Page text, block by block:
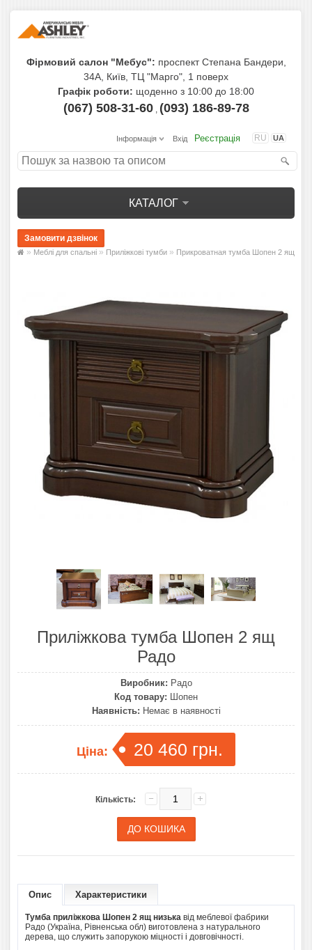
Фірмовий салон "Мебус": проспект Степана Бандери,
34А, Київ, ТЦ "Марго", 1 поверх
Графік роботи: щоденно з 10:00 до 18:00
(067) 508-31-60, (093) 186-89-78
RU UA
Інформація Вхід Реєстрація
КАТАЛОГ
» Меблі для спальні » Приліжкові тумби » Прикроватная тумба Шопен 2 ящ
Приліжкова тумба Шопен 2 ящ
Радо
Виробник: Радо
Код товару: Шопен
Наявність: Немає в наявності
Ціна: 20 460 грн.
Кількість:
Опис Характеристики
Тумба приліжкова Шопен 2 ящ низька від меблевої фабрики
Радо (Україна, Рівненська обл) виготовлена ​​з натурального
дерева, що служить запорукою міцності і довговічності.